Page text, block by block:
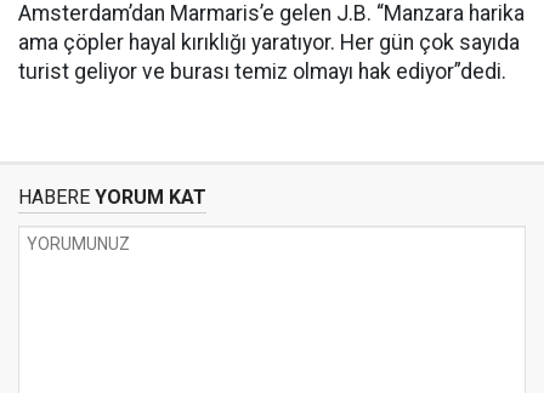
Amsterdam’dan Marmaris’e gelen J.B. “Manzara harika
ama çöpler hayal kırıklığı yaratıyor. Her gün çok sayıda
turist geliyor ve burası temiz olmayı hak ediyor”dedi.
HABERE YORUM KAT